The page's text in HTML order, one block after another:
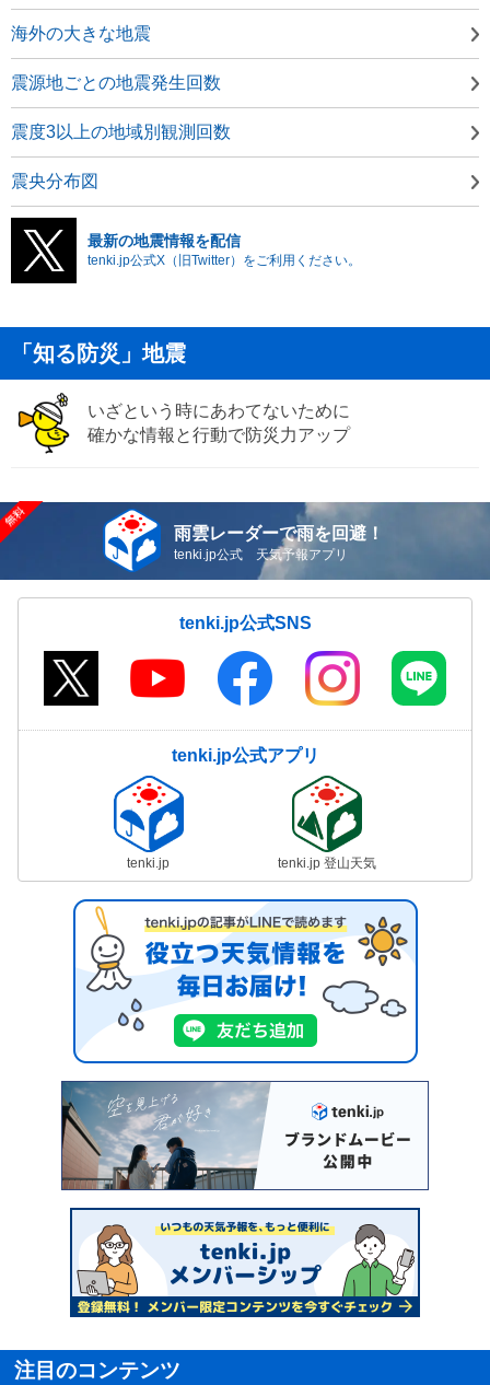
海外の大きな地震
震源地ごとの地震発生回数
震度3以上の地域別観測回数
震央分布図
最新の地震情報を配信
tenki.jp公式X（旧Twitter）をご利用ください。
「知る防災」地震
いざという時にあわてないために
確かな情報と行動で防災力アップ
雨雲レーダーで雨を回避！
tenki.jp公式 天気予報アプリ
tenki.jp公式SNS
tenki.jp公式アプリ
tenki.jp tenki.jp 登山天気
注目のコンテンツ